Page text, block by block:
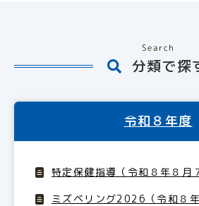
Search
分類で探
令和８年度
特定保健指導（令和８年８月
ミズベリング2026（令和８